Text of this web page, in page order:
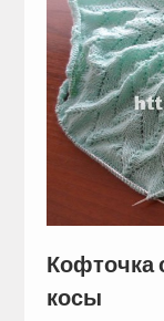
Кофточка
косы